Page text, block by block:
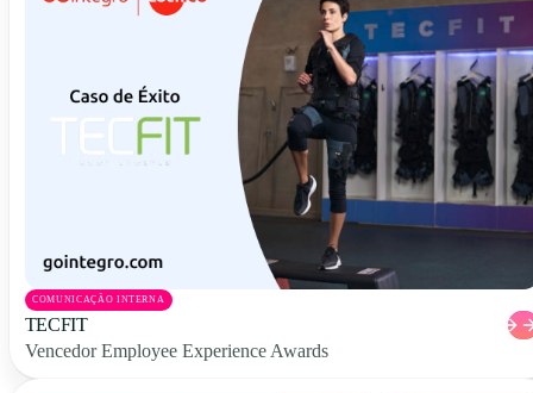
COMUNICAÇÃO INTERNA
TECFIT
Vencedor Employee Experience Awards